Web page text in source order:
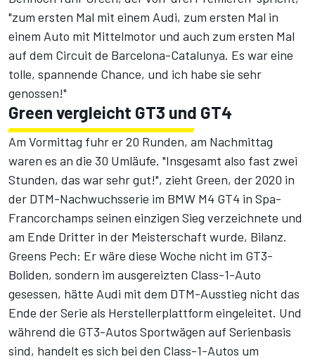
"zum ersten Mal mit einem Audi, zum ersten Mal in
einem Auto mit Mittelmotor und auch zum ersten Mal
auf dem Circuit de Barcelona-Catalunya. Es war eine
tolle, spannende Chance, und ich habe sie sehr
genossen!"
Green vergleicht GT3 und GT4
Am Vormittag fuhr er 20 Runden, am Nachmittag
waren es an die 30 Umläufe. "Insgesamt also fast zwei
Stunden, das war sehr gut!", zieht Green, der 2020 in
der DTM-Nachwuchsserie im BMW M4 GT4 in Spa-
Francorchamps seinen einzigen Sieg verzeichnete und
am Ende Dritter in der Meisterschaft wurde, Bilanz.
Greens Pech: Er wäre diese Woche nicht im GT3-
Boliden, sondern im ausgereizten Class-1-Auto
gesessen, hätte Audi mit dem DTM-Ausstieg nicht das
Ende der Serie als Herstellerplattform eingeleitet. Und
während die GT3-Autos Sportwägen auf Serienbasis
sind, handelt es sich bei den Class-1-Autos um